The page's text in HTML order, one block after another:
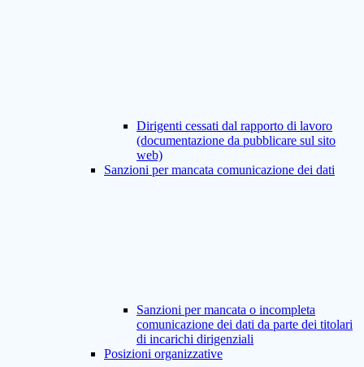
Dirigenti cessati dal rapporto di lavoro
(documentazione da pubblicare sul sito
web)
Sanzioni per mancata comunicazione dei dati
Sanzioni per mancata o incompleta
comunicazione dei dati da parte dei titolari
di incarichi dirigenziali
Posizioni organizzative